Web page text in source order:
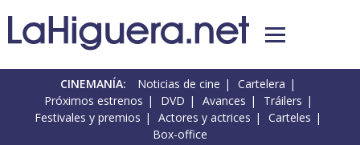
CINEMANÍA: Noticias de cine
Cartelera
Próximos estrenos
DVD Avances
Tráilers
Festivales y premios
Actores y actrices
Carteles
Box-office